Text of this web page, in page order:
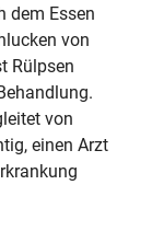
dem Essen
von
Rülpsen
von
einen Arzt